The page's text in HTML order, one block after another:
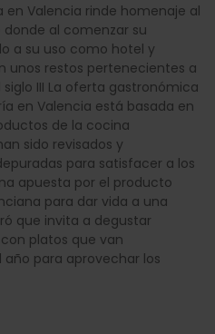
en Valencia rinde homenaje al
al comenzar su
a su uso como hotel y
unos restos pertenecientes a
III La oferta gastronómica
en Valencia está basada en
de la cocina
sido revisados y
para satisfacer a los
apuesta por el producto
para dar vida a una
que invita a degustar
platos que van
para aprovechar los